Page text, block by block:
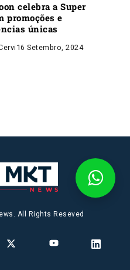
celebra a Super
promoções e
únicas
16 Setembro, 2024
All Rights Reseved